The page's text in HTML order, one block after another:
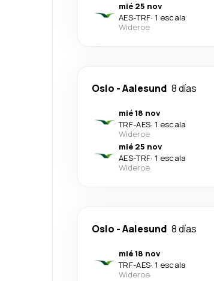
mié 25 nov
AES-TRF· 1 escala
Wideroe
Oslo -Aalesund 8 días
mié 18 nov
TRF-AES· 1 escala
Wideroe
mié 25 nov
AES-TRF· 1 escala
Wideroe
Oslo -Aalesund 8 días
mié 18 nov
TRF-AES· 1 escala
Wideroe